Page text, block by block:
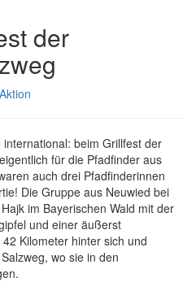
der
Aktion
beim Grillfest der
für die Pfadfinder aus
auch drei Pfadfinderinnen
Die Gruppe aus Neuwied bei
im Bayerischen Wald mit der
und einer äußerst
Kilometer hinter sich und
wo sie in den